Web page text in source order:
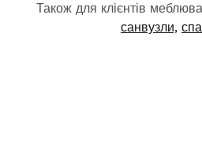
Також для клієнтів
санвузли,